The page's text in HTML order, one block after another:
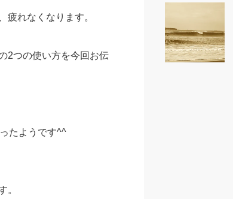
疲れなくなります。
2つの使い方を今回お伝
たようです^^
。